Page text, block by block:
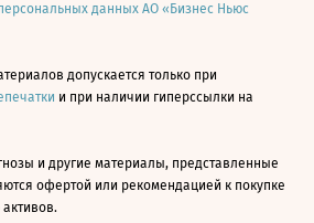
данных АО «Бизнес Ньюс
допускается только при
и при наличии гиперссылки на
и другие материалы, представленные
офертой или рекомендацией к покупке